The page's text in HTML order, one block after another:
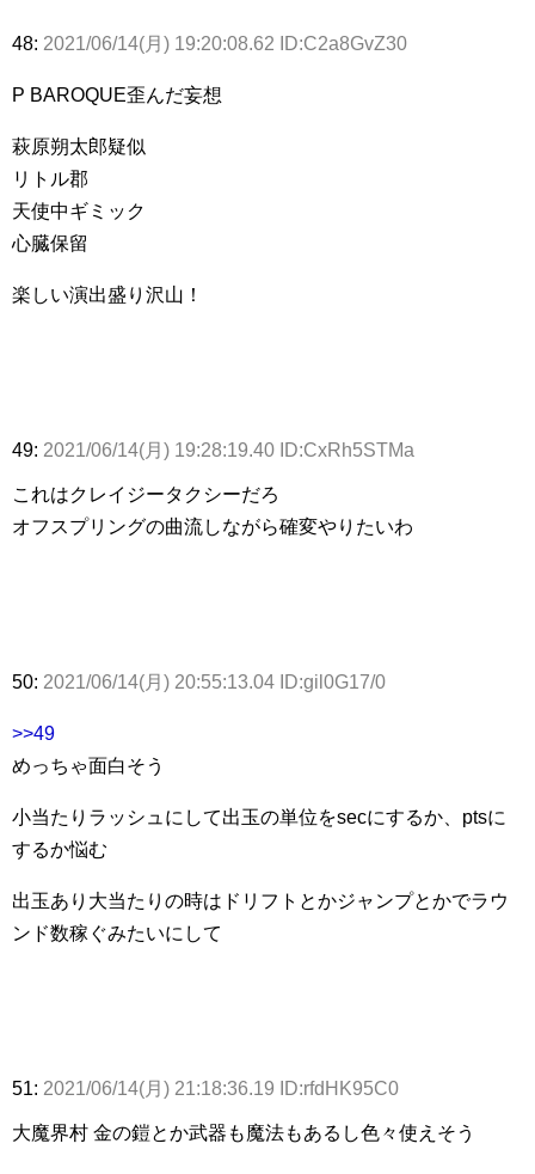
48: 2021/06/14(月) 19:20:08.62 ID:C2a8GvZ30
P BAROQUE歪んだ妄想
萩原朔太郎疑似
リトル郡
天使中ギミック
心臓保留
楽しい演出盛り沢山！
49: 2021/06/14(月) 19:28:19.40 ID:CxRh5STMa
これはクレイジータクシーだろ
オフスプリングの曲流しながら確変やりたいわ
50: 2021/06/14(月) 20:55:13.04 ID:gil0G17/0
>>49
めっちゃ面白そう
小当たりラッシュにして出玉の単位をsecにするか、ptsに
するか悩む
出玉あり大当たりの時はドリフトとかジャンプとかでラウ
ンド数稼ぐみたいにして
51: 2021/06/14(月) 21:18:36.19 ID:rfdHK95C0
大魔界村 金の鎧とか武器も魔法もあるし色々使えそう